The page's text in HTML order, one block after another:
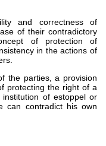
and correctness of
of their contradictory
of protection of
in the actions of
the parties, a provision
protecting the right of a
of estoppel or
can contradict his own